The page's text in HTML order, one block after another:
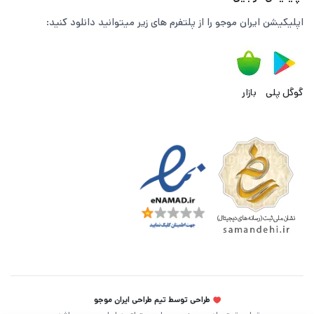
مراجعه کنید.
اهمیت خرید اکانت قانونی فیفا 24
اپلیکیشن ایران موجو را از پلتفرم های زیر میتوانید دانلود کنید:
گوگل پلی بازار
طراحی توسط تیم طراحی ایران موجو